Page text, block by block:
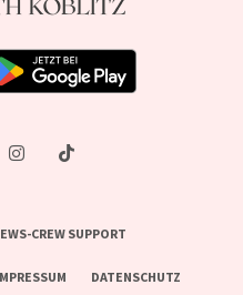
CREW SUPPORT
DATENSCHUTZ